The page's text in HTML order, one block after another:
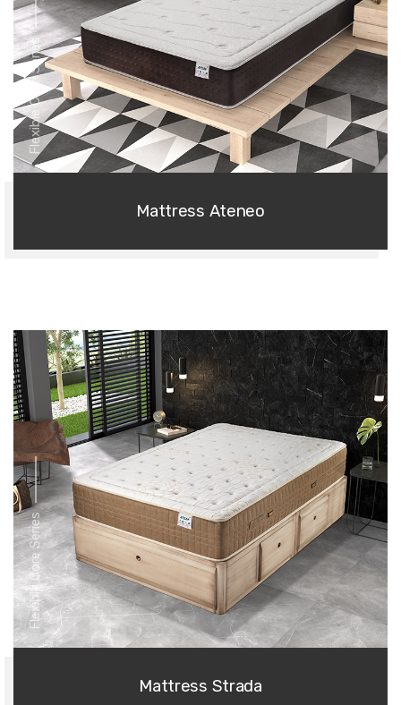
Flexible Core Series
Mattress Ateneo
Flexible Core Series
Mattress Strada